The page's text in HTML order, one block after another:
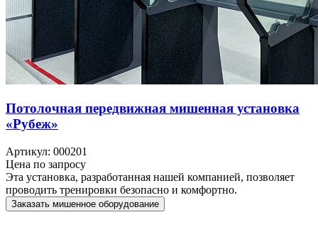
Потолочная передвижная мишенная установка
«Рубеж»
Артикул: 000201
Цена по запросу
Эта установка, разработанная нашей компанией, позволяет
проводить тренировки безопасно и комфортно.
Заказать мишенное оборудование